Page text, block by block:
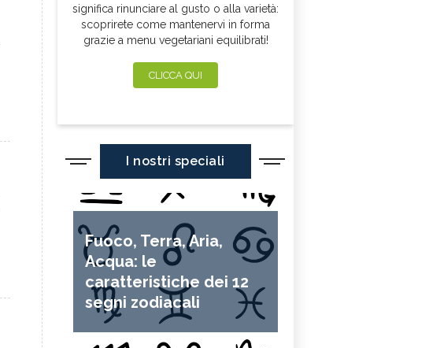
significa rinunciare al gusto o alla varietà:
scoprirete come mantenervi in forma
grazie a menu vegetariani equilibrati!
CLICCA QUI
I nostri speciali
Fuoco, Terra, Aria,
Acqua: le
caratteristiche dei 12
segni zodiacali